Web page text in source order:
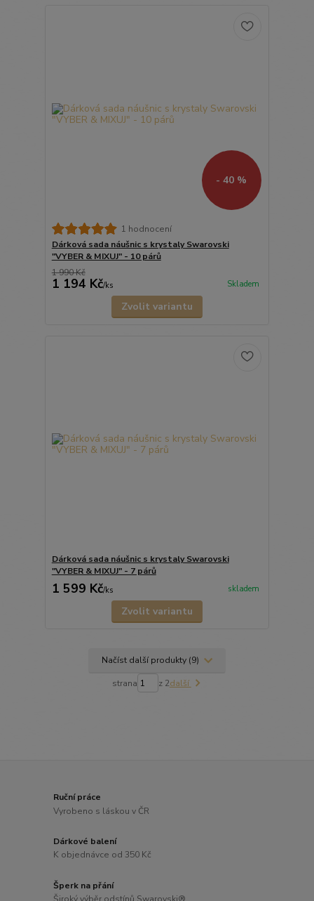
- 40 %
1 hodnocení
Dárková sada náušnic s krystaly Swarovski
"VYBER & MIXUJ" - 10 párů
1 990 Kč
1 194 Kč/ks Skladem
Zvolit variantu
Dárková sada náušnic s krystaly Swarovski
"VYBER & MIXUJ" - 7 párů
1 599 Kč/ks skladem
Zvolit variantu
Načíst další produkty (9)
strana z 2další
Ruční práce
Vyrobeno s láskou v ČR
Dárkové balení
K objednávce od 350 Kč
Šperk na přání